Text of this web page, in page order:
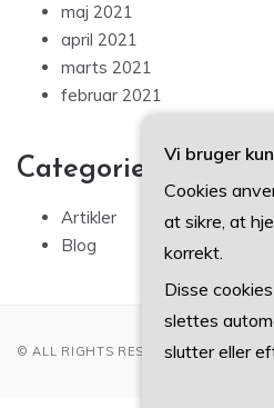
maj 2021
april 2021
marts 2021
februar 2021
Categories
Artikler
Blog
© ALL RIGHTS RESERVED 2022
Vi bruger
Cookies
at sikre, at
korrekt.
Disse
slettes
slutter eller